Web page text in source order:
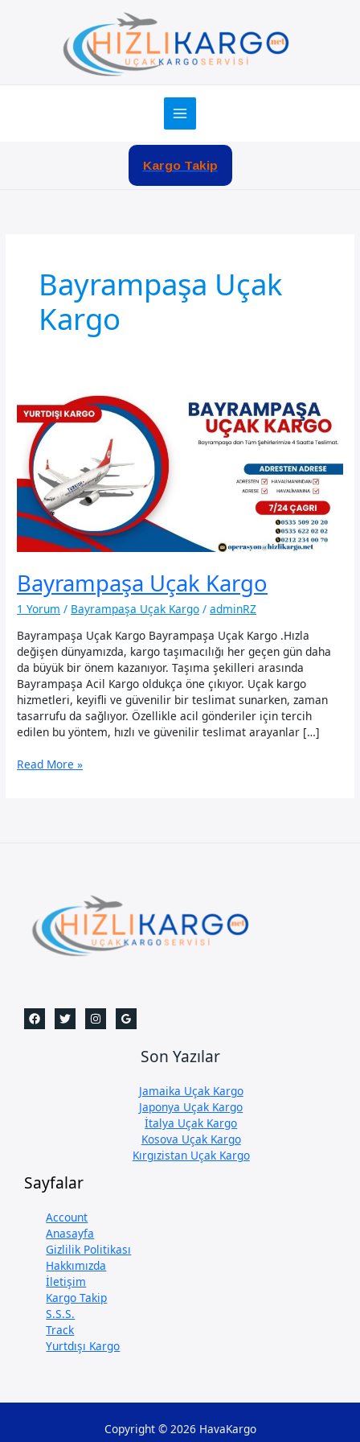
Kargo Takip
Bayrampaşa Uçak
Kargo
Bayrampaşa Uçak Kargo
1 Yorum / Bayrampaşa Uçak Kargo /adminRZ
Bayrampaşa Uçak Kargo Bayrampaşa Uçak Kargo .Hızla
değişen dünyamızda, kargo taşımacılığı her geçen gün daha
da büyük bir önem kazanıyor. Taşıma şekilleri arasında
Bayrampaşa Acil Kargo oldukça öne çıkıyor. Uçak kargo
hizmetleri, keyifli ve güvenilir bir teslimat sunarken, zaman
tasarrufu da sağlıyor. Özellikle acil gönderiler için tercih
edilen bu yöntem, hızlı ve güvenilir teslimat arayanlar […]
Bayrampaşa
Read More »
Son Yazılar
Jamaika Uçak Kargo
Japonya Uçak Kargo
İtalya Uçak Kargo
Kosova Uçak Kargo
Kırgızistan Uçak Kargo
Sayfalar
Account
Anasayfa
Gizlilik Politikası
Hakkımızda
İletişim
Kargo Takip
S.S.S.
Track
Yurtdışı Kargo
Copyright © 2026 HavaKargo